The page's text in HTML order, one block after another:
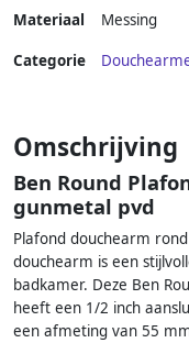
Materiaal Messing
Categorie
Omschrijving
Ben Round
gunmetal pvd
Plafond douchearm
douchearm is een
badkamer. Deze Ben
heeft een 1/2 inch
een afmeting van 55